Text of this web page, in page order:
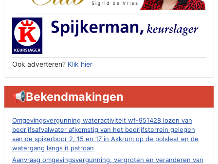
Ook adverteren? Klik hier
📢Bekendmakingen
Omgevingsvergunning wateractiviteit wf-951428 lozen van
bedrijfsafvalwater afkomstig van het bedrijfsterrein gelegen
aan de spikerboor 2, 15 en 17 in Akkrum op de polsleat en de
watergang langs it patroan
Aanvraag omgevingsvergunning, vergroten en veranderen van